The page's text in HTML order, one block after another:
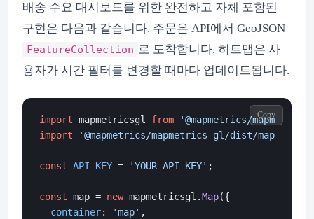
배송 수요 대시보드를 위한 완전하고 자체 포함된
구현은 다음과 같습니다. 주문은 API에서 GeoJSON
FeatureCollection 로 도착합니다. 히트맵은 사
용자가 시간 필터를 변경할 때마다 업데이트됩니다.
Copy
import mapmetricsgl from
'@mapmetrics/
import
'@mapmetrics/mapmetrics-gl/dist/
const API_KEY = 'YOUR_API_KEY' ;
const map = new mapmetricsgl.Map({
container: 'map' ,